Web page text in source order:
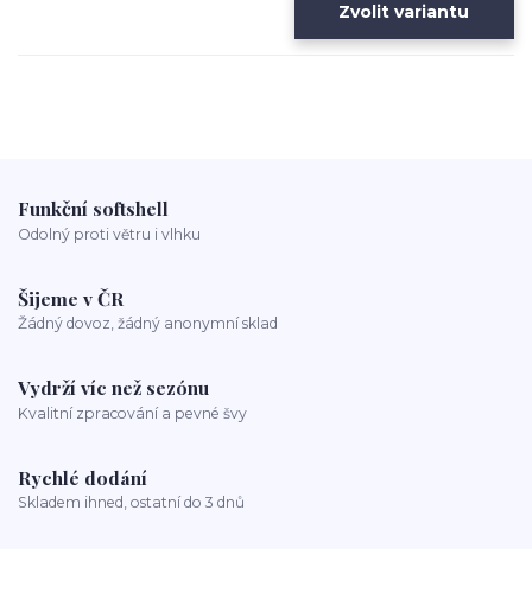
Zvolit variantu
Funkční softshell
Odolný proti větru i vlhku
Šijeme v ČR
Žádný dovoz, žádný anonymní sklad
Vydrží víc než sezónu
Kvalitní zpracování a pevné švy
Rychlé dodání
Skladem ihned, ostatní do 3 dnů